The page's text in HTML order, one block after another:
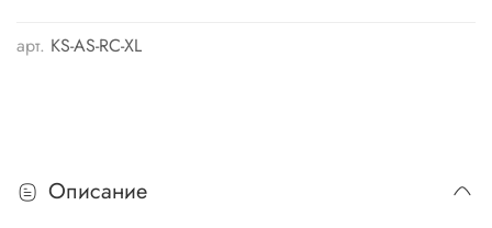
арт. KS-AS-RC-ХL
Описание